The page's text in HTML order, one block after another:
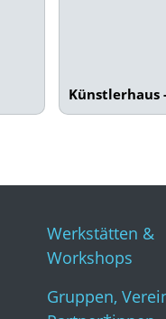
Künstlerhaus
Werkstätten &
Workshops
Gruppen,